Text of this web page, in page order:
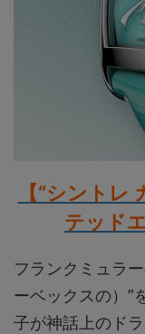
【“シントレ
テッド
フランクミュラ
ーベックスの）”
子が神話上のド